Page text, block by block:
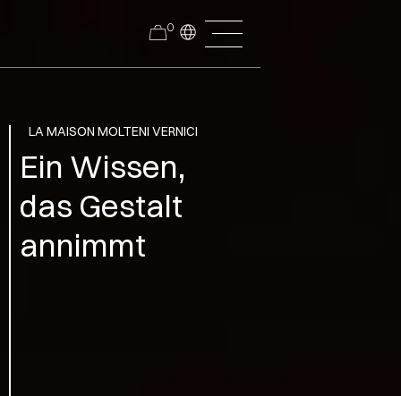
0
LA MAISON MOLTENI VERNICI
Ein Wissen,
das Gestalt
annimmt